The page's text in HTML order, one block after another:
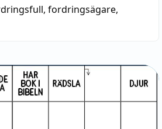
, fordringsägare,